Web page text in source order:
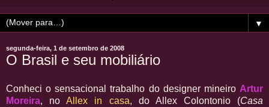
▼
segunda-feira, 1 de setembro de 2008
O Brasil e seu mobiliário
Conheci o sensacional trabalho do designer mineiro Artur
Moreira, noAllex in casa, do Allex Colontonio (Casa